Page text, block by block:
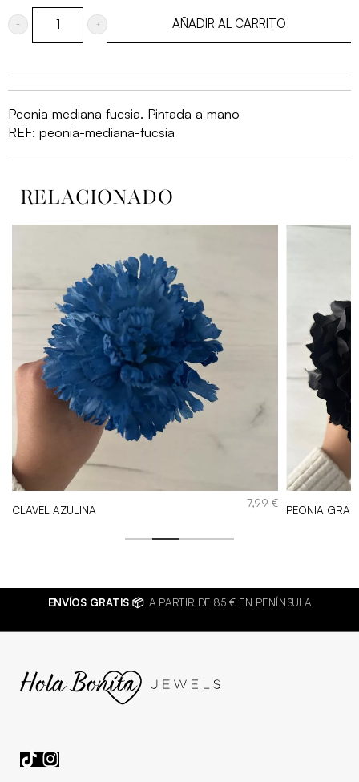
Peonia
fucsia
AÑADIR AL CARRITO
Peonia mediana fucsia. Pintada a mano
REF: peonia-mediana-fucsia
RELACIONADO
CLAVEL AZULINA
7,99€
PEONIA
ENVÍOS GRATIS 📦 A PARTIR DE 85 € EN PENÍNSULA